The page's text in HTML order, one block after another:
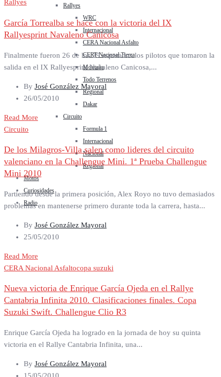
Rallyes
WRC
Internacional
CERA Nacional Asfalto
CERT Nacional Tierra
Montaña
Todo Terrenos
Regional
Dakar
Circuito
Formula 1
Internacional
Nacional
Regional
Motos
Curiosidades
Radio
Rallyes
García Torrealba se hace con la victoria del IX
Rallyesprint Navaleno Canicosa
Finalmente fueron 26 de los 29 esperados los pilotos que tomaron la
salida en el IX Rallyesprint Navaleno Canicosa,...
By José González Mayoral
26/05/2010
Read More
Circuito
De los Milagros-Villa salen como lideres del circuito
valenciano en la Challengue Mini. 1ª Prueba Challengue
Mini 2010
Partiendo desde la primera posición, Alex Royo no tuvo demasiados
problemas en mantenerse primero durante toda la carrera, hasta...
By José González Mayoral
25/05/2010
Read More
CERA Nacional Asfaltocopa suzuki
Nueva victoria de Enrique García Ojeda en el Rallye
Cantabria Infinita 2010. Clasificaciones finales. Copa
Suzuki Swift. Challengue Clio R3
Enrique García Ojeda ha logrado en la jornada de hoy su quinta
victoria en el Rallye Cantabria Infinita, una...
By José González Mayoral
15/05/2010